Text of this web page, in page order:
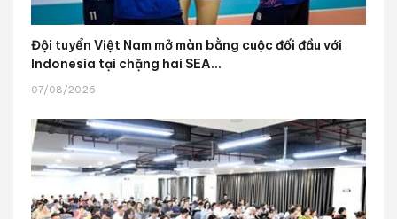
Đội tuyển Việt Nam mở màn bằng cuộc đối đầu với
Indonesia tại chặng hai SEA...
07/08/2026